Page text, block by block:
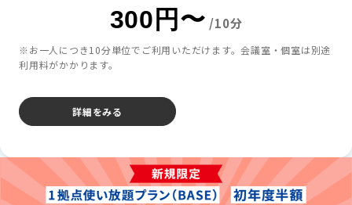
300円〜 /10分
※お一人につき10分単位でご利用いただけます。会議室・個室は別途
利用料がかかります。
詳細をみる